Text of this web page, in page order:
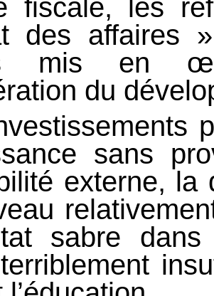
fiscale, les
des affaires
mis en
du
sans
externe, la
sabre